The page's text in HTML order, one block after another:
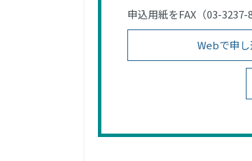
申込用紙をFAX（03-
Webで申